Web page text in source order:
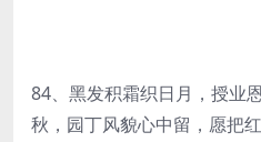
84、黑发积霜织日月，授业
秋，园丁风貌心中留，愿把